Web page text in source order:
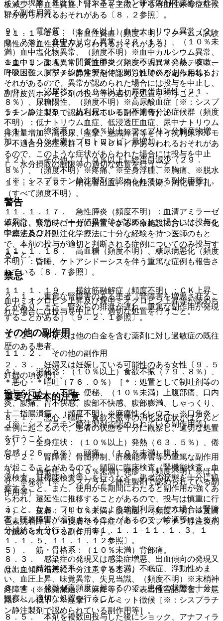
イノー現象、血圧低下［シスプラチン静注製剤で認められて
いる副作用等］。
９）． 電解質：（１０％以上）血中ナトリウム異常（２
０．２％）、血中カリウム異常（２３．１％）、（１０％未
満）血中塩化物異常、（頻度不明）※血中カルシウム異常、
※血中リン酸塩異常、※血中マグネシウム異常、※テタニー
［※：シスプラチン静注製剤で認められている副作用等］。
１０）． 泌尿器：（１０％以上）尿中蛋白陽性（２１．
８％）、尿糖陽性、（頻度不明）※高尿酸血症［※：シスプ
ラチン静注製剤で認められている副作用等］。
１１）． 線溶系：（１０％以上）フィブリン分解産物増
加、（１０％未満）プロトロンビン量増加。
１２）． その他：（１０％以上）総蛋白減少（２９．
８％）、（頻度不明）※疼痛、※全身浮腫、※胸痛、※脱水
［※：シスプラチン静注製剤で認められている副作用等］。
警告
本剤は、緊急時に十分に措置できる医療施設において、癌化
学療法及び肝動注化学療法に十分な経験を持つ医師のもと
で、本剤の投与が適切と判断される症例についてのみ投与す
ること。
禁忌
２．１． 重篤な腎障害のある患者［腎障害を増悪させるこ
とがあり、また、腎からの排泄が遅れ、重篤な副作用が発現
することがある］〔９．２．１参照〕。
２．２． 本剤又は他の白金を含む薬剤に対し過敏症の既往
歴のある患者。
２．３． 妊婦又は妊娠している可能性のある女性〔９．５
妊婦の項参照〕。
重要な基本的注意
８．１． 悪心・嘔吐、食欲不振等の消化器症状がほとんど
全例に起こるので、患者の状態を十分に観察し、適切な処置
を行うこと。
８．２． 腎障害、骨髄抑制、肝機能障害等の重篤な副作用
が起こることがあるので、頻回に臨床検査（腎機能検査、血
液検査、肝機能検査等）を行うなど、患者の状態を十分に観
察すること。また、使用が長期間にわたると副作用が強くあ
らわれ、遷延性に推移することがあるので、投与は慎重に行
うこと。なお、フロセミドによる強制利尿を行う場合は腎障
害、聴器障害が増強されることがあるので、輸液等による水
分補給を十分行うこと〔１１．１．１−１１．１．３、１
１．１．５、１１．１．１２参照〕。
８．３． 感染症の発現又は感染症増悪、出血傾向の発現又
は出血傾向増悪に十分注意すること。
８．４． 発熱が高頻度に起こるので、患者の状態を十分に
観察し、適切な処置を行うこと。
８．５． 本剤を複数回投与した後にショック、アナフィラ
板減少、溶血性貧血、腎不全を主徴とする溶血性尿毒症症候
群があらわれるおそれがある〔８．２参照〕。
１１．１．１３． 溶血性貧血（頻度不明）：クームス試験
陽性の溶血性貧血があらわれるおそれがある。
１１．１．１４． 間質性肺炎（頻度不明）：発熱、咳嗽、
呼吸困難、胸部Ｘ線異常等を伴う間質性肺炎があらわれるお
それがあるので、異常が認められた場合には投与を中止し、
副腎皮質ホルモン剤の投与等の適切な処置を行うこと。
１１．１．１５． 抗利尿ホルモン不適合分泌症候群（頻度
不明）：低ナトリウム血症、低浸透圧血症、尿中ナトリウム
排泄量増加、高張尿、痙攣、意識障害等を伴う抗利尿ホルモ
ン不適合分泌症候群（ＳＩＡＤＨ）があらわれるおそれがあ
るので、このような症状があらわれた場合には投与を中止
し、水分摂取の制限等の適切な処置を行うこと。
１１．１．１６． 消化管出血、消化性潰瘍、消化管穿孔
（すべて頻度不明）。
１１．１．１７． 急性膵炎（頻度不明）：血清アミラーゼ
値異常、血清リパーゼ値異常等が認められた場合には投与を
中止すること。
１１．１．１８． 高血糖（頻度不明）、糖尿病悪化（頻度
不明）：昏睡、ケトアシドーシスを伴う重篤な症例も報告さ
れている〔８．７参照〕。
１１．１．１９． 横紋筋融解症（頻度不明）：ＣＫ上昇、
血中ミオグロビン上昇及び尿中ミオグロビン上昇等が認めら
れた場合には投与を中止し、適切な処置を行うこと。
その他の副作用
１１．２． その他の副作用
１）． 消化器：（１０％以上）食欲不振（７９．８％）、
＊悪心・＊嘔吐（７６．０％）［＊：処置として制吐剤等の
投与を行う］、下痢、便秘、（１０％未満）上腹部痛、口内
炎、腹痛、胃不快感、腹部不快感、腹部膨満、しゃっくり、
十二指腸潰瘍、（頻度不明）※麻痺性イレウス、※口角炎
［※：シスプラチン静注製剤で認められている副作用等］。
２）． 全身症状：（１０％以上）発熱（６３．５％）、倦
怠感（２６．９％）、頭痛、（１０％未満）腹水。
３）． 過敏症：（１０％未満）発疹、（頻度不明）※ほて
り、※発赤［※：シスプラチン静注製剤で認められている副
作用等］。
４）． 皮膚：（１０％未満）脱毛症、（頻度不明）※皮膚
色素沈着障害、※皮膚そう痒症［※：シスプラチン静注製剤
で認められている副作用等］。
５）． 筋・骨格系：（１０％未満）背部痛。
６）． 精神神経系：（１０％未満）不眠症、浮動性めま
い、血圧上昇、味覚異常、失見当識、（頻度不明）※末梢神
経障害（※感覚減退、※麻痺等）、※表出性言語障害、※意
識レベル低下、※痙攣、※レルミット徴候［※：シスプラチ
ン静注製剤で認められている副作用等］。